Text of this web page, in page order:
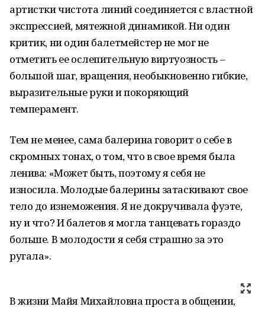
артистки чистота линий соединяется с властной
экспрессией, мятежной динамикой. Ни один
критик, ни один балетмейстер не мог не
отметить ее ослепительную виртуозность –
большой шаг, вращения, необыкновенно гибкие,
выразительные руки и покоряющий
темперамент.
Тем не менее, сама балерина говорит о себе в
скромных тонах, о том, что в свое время была
ленива: «Может быть, поэтому я себя не
износила. Молодые балерины затаскивают свое
тело до изнеможения. Я не докручивала фуэте,
ну и что? И балетов я могла танцевать гораздо
больше. В молодости я себя страшно за это
ругала».
В жизни Майя Михайловна проста в общении,